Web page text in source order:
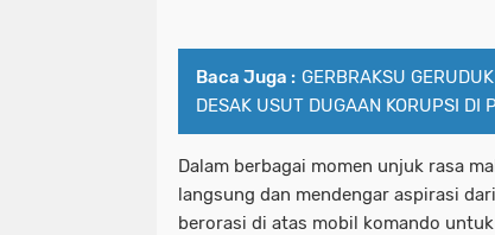
Baca Juga : GERBRAKSU
DESAK USUT DUGAAN KORUPSI DI
Dalam berbagai momen unjuk rasa
langsung dan mendengar aspirasi
berorasi di atas mobil komando